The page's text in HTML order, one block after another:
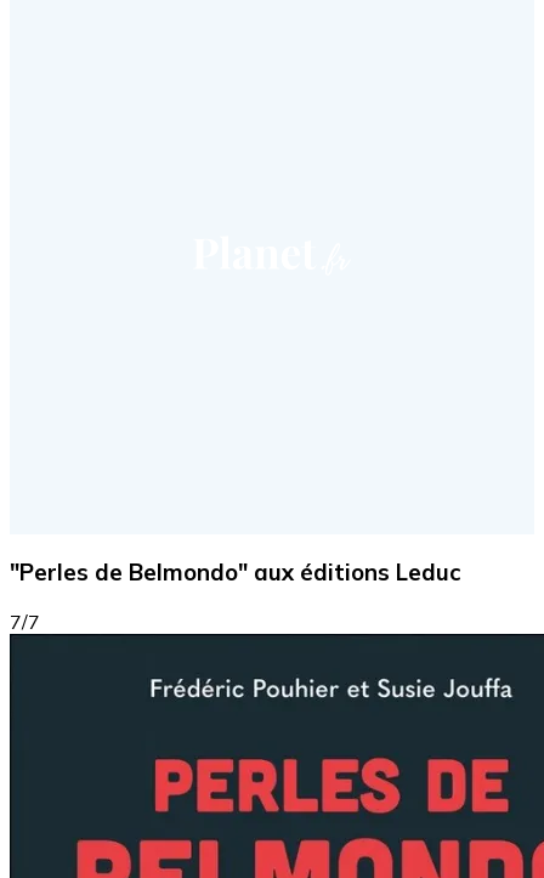
"Perles de Belmondo" aux éditions Leduc
7/7